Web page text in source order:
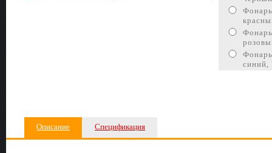
синий,
Описание Спецификация